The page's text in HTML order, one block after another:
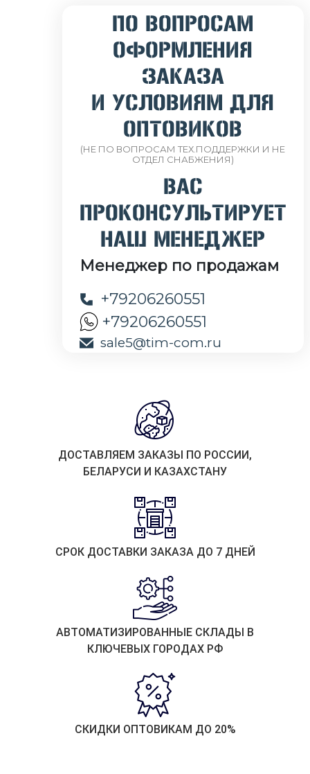
ПО ВОПРОСАМ
ОФОРМЛЕНИЯ
ЗАКАЗА
И УСЛОВИЯМ ДЛЯ
ОПТОВИКОВ
(НЕ ПО ВОПРОСАМ ТЕХ.ПОДДЕРЖКИ И НЕ
ОТДЕЛ СНАБЖЕНИЯ)
ВАС
ПРОКОНСУЛЬТИРУЕТ
НАШ МЕНЕДЖЕР
Менеджер по продажам
+79206260551
+79206260551
sale5@tim-com.ru
ДОСТАВЛЯЕМ ЗАКАЗЫ ПО РОССИИ,
БЕЛАРУСИ И КАЗАХСТАНУ
СРОК ДОСТАВКИ ЗАКАЗА ДО 7 ДНЕЙ
АВТОМАТИЗИРОВАННЫЕ СКЛАДЫ В
КЛЮЧЕВЫХ ГОРОДАХ РФ
СКИДКИ ОПТОВИКАМ ДО 20%